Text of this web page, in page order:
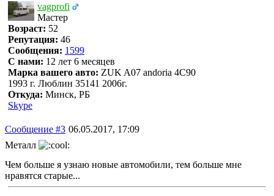
vagprofi
Мастер
Возраст: 52
Репутация: 46
Сообщения: 1599
С нами: 12 лет 6 месяцев
Марка вашего авто: ZUK A07 andoria 4C90
1993 г. Люблин 35141 2006г.
Откуда: Минск, РБ
Skype
Сообщение #3 06.05.2017, 17:09
Металл
Чем больше я узнаю новые автомобили, тем больше мне
нравятся старые...